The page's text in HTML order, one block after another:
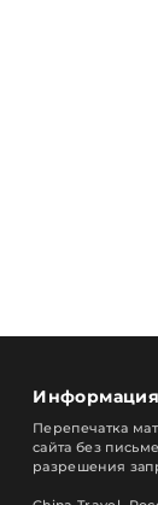
Информация
Перепечатка
сайта без
разрешения